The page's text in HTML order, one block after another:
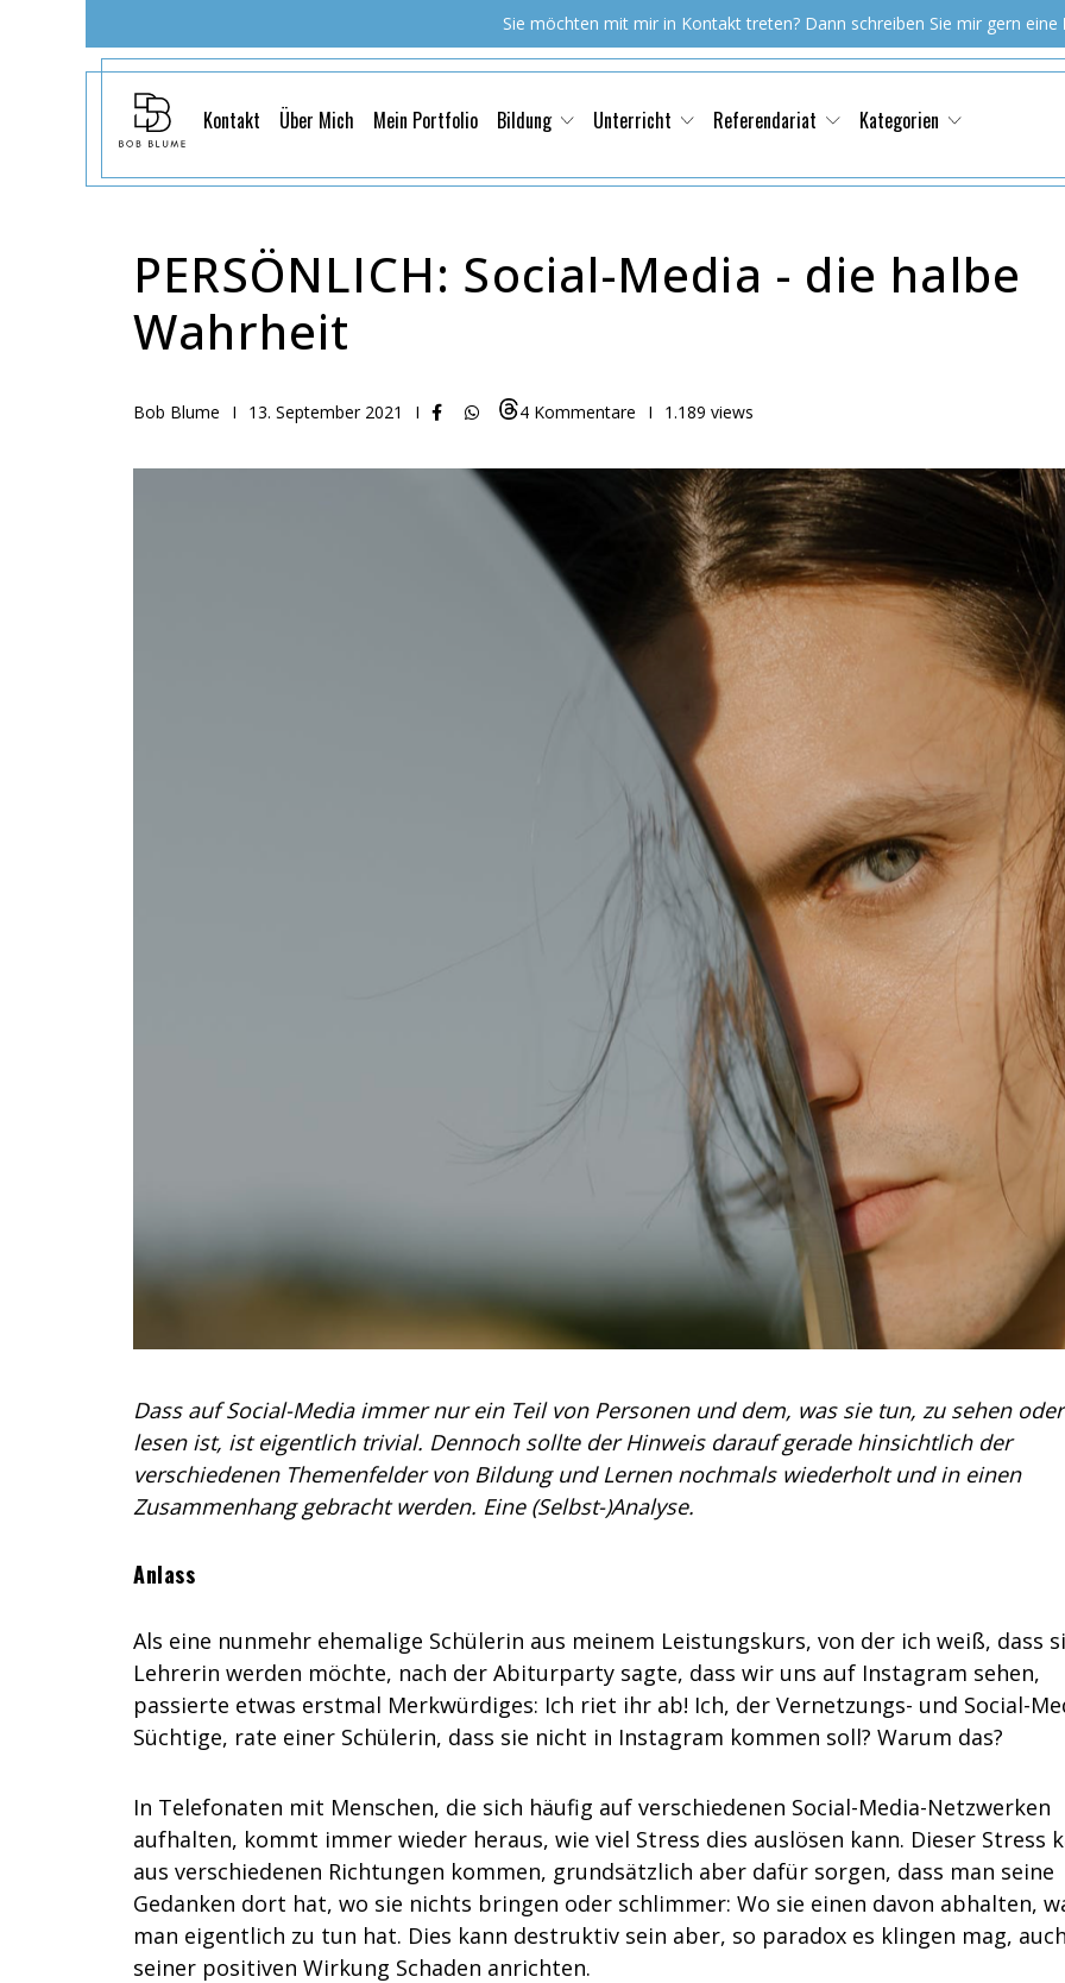
Sie möchten mit mir in Kontakt treten? Dann schreiben Sie mir gern eine
Kontakt Über Mich Mein Portfolio Bildung Unterricht Referendariat Kategorien
PERSÖNLICH: Social-Media - die halbe
Wahrheit
Bob Blume I 13. September 2021 I 4 Kommentare I 1.189 views
Dass auf Social-Media immer nur ein Teil von Personen und dem, was sie tun, zu sehen
lesen ist, ist eigentlich trivial. Dennoch sollte der Hinweis darauf gerade hinsichtlich der
verschiedenen Themenfelder von Bildung und Lernen nochmals wiederholt und in einen
Zusammenhang gebracht werden. Eine (Selbst-)Analyse.
Anlass
Als eine nunmehr ehemalige Schülerin aus meinem Leistungskurs, von der ich weiß, dass
Lehrerin werden möchte, nach der Abiturparty sagte, dass wir uns auf Instagram sehen,
passierte etwas erstmal Merkwürdiges: Ich riet ihr ab! Ich, der Vernetzungs- und Social-
Süchtige, rate einer Schülerin, dass sie nicht in Instagram kommen soll? Warum das?
In Telefonaten mit Menschen, die sich häufig auf verschiedenen Social-Media-Netzwerken
aufhalten, kommt immer wieder heraus, wie viel Stress dies auslösen kann. Dieser Stress
aus verschiedenen Richtungen kommen, grundsätzlich aber dafür sorgen, dass man seine
Gedanken dort hat, wo sie nichts bringen oder schlimmer: Wo sie einen davon abhalten,
man eigentlich zu tun hat. Dies kann destruktiv sein aber, so paradox es klingen mag,
seiner positiven Wirkung Schaden anrichten.